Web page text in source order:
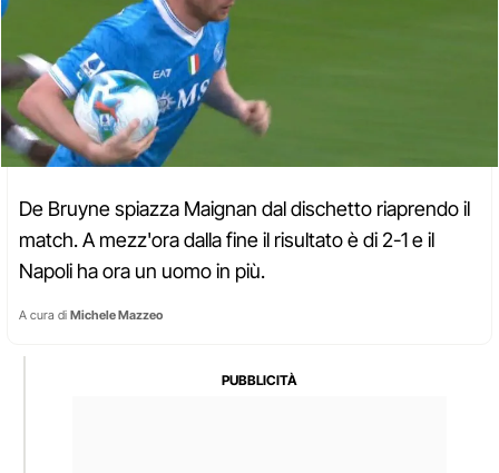
De Bruyne spiazza Maignan dal dischetto riaprendo il
match. A mezz'ora dalla fine il risultato è di 2-1 e il
Napoli ha ora un uomo in più.
A cura di Michele Mazzeo